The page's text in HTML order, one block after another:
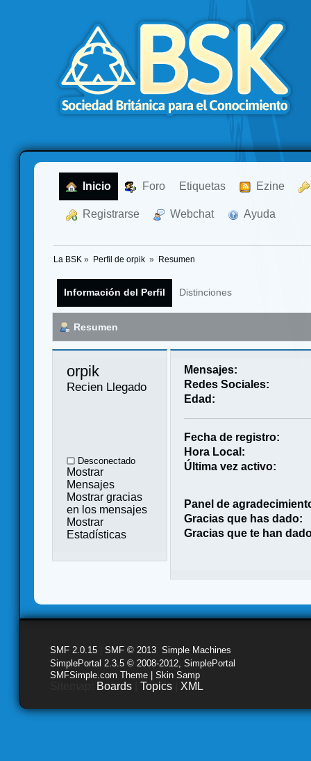
Inicio Foro Etiquetas Ezine
Registrarse Webchat Ayuda
La BSK » Perfil de orpik » Resumen
Información del Perfil Distinciones
Resumen
orpik
Recien Llegado
Desconectado
Mostrar
Mensajes
Mostrar gracias
en los mensajes
Mostrar
Estadísticas
Mensajes:
Redes Sociales:
Edad:
Fecha de registro:
Hora Local:
Última vez activo:
Panel de
Gracias que has dado:
Gracias que te han
SMF 2.0.15 SMF © 2013 Simple Machines
SimplePortal 2.3.5 © 2008-2012, SimplePortal
SMFSimple.com Theme | Skin Samp
Boards Topics XML